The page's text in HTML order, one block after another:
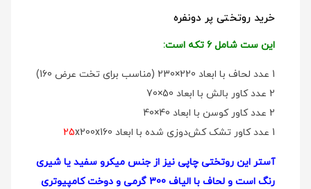
خرید روتختی پر دونفره
این ست شامل 6 تکه است:
1 عدد لحاف با ابعاد 220×230 (مناسب برای تخت عرض 160)
2 عدد کاور بالش با ابعاد 50×70
2 عدد کاور کوسن با ابعاد 40×40
1 عدد کاور تشک کش‌دوزی شده با ابعاد
25x200x160
آستر این روتختی چاپی نیز از جنس میکرو سفید یا شیری
رنگ است و لحاف با الیاف 300 گرمی و دوخت کامپیوتری